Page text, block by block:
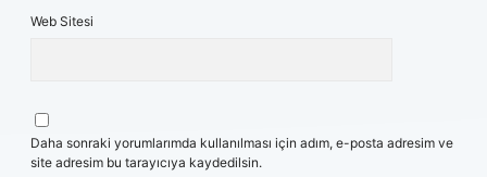
Web Sitesi
Daha sonraki yorumlarımda kullanılması için adım, e-posta adresim ve
site adresim bu tarayıcıya kaydedilsin.